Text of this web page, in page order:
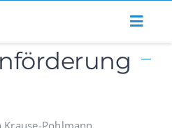
Krause-Pohlmann